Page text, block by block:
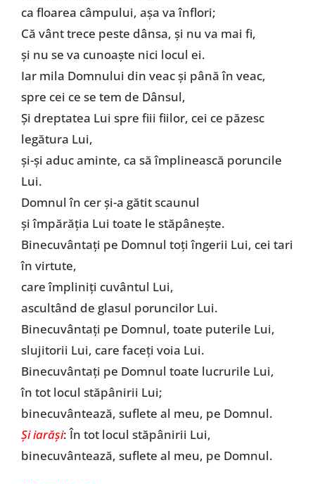
ca floarea câmpului, așa va înflori;
Că vânt trece peste dânsa, și nu va mai fi,
și nu se va cunoaște nici locul ei.
Iar mila Domnului din veac și până în veac,
spre cei ce se tem de Dânsul,
Și dreptatea Lui spre fiii fiilor, cei ce păzesc
legătura Lui,
și-și aduc aminte, ca să împlinească poruncile
Lui.
Domnul în cer și-a gătit scaunul
și împărăția Lui toate le stăpânește.
Binecuvântați pe Domnul toți îngerii Lui, cei tari
în virtute,
care împliniți cuvântul Lui,
ascultând de glasul poruncilor Lui.
Binecuvântați pe Domnul, toate puterile Lui,
slujitorii Lui, care faceți voia Lui.
Binecuvântați pe Domnul toate lucrurile Lui,
în tot locul stăpânirii Lui;
binecuvântează, suflete al meu, pe Domnul.
Și iarăși: În tot locul stăpânirii Lui,
binecuvântează, suflete al meu, pe Domnul.